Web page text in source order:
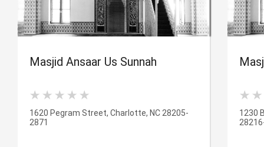
Masjid Ansaar Us Sunnah
1620 Pegram Street, Charlotte, NC 28205-
2871
1230